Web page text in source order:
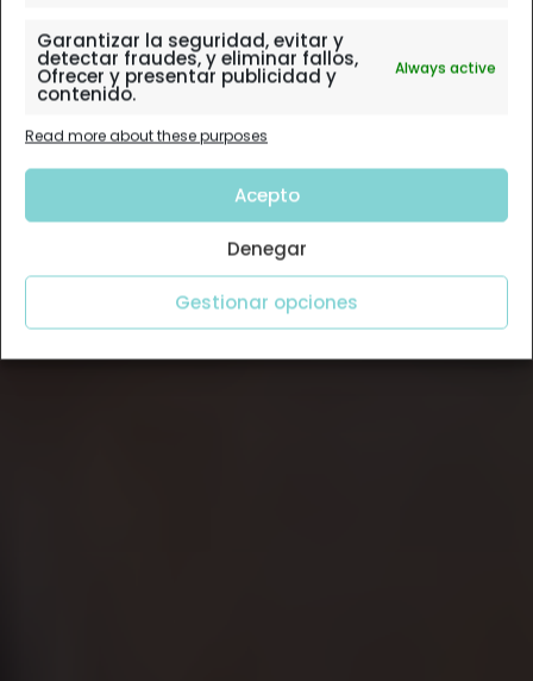
Garantizar la seguridad, evitar y
detectar fraudes, y eliminar fallos,
Ofrecer y presentar publicidad y
contenido.
Always active
Read more about these purposes
Acepto
Denegar
Gestionar opciones